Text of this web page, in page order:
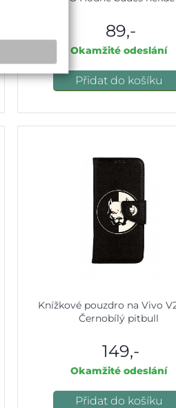
89,-
Okamžité odeslání
Přidat do košíku
Knížkové pouzdro na Vivo
Černobílý pitbull
149,-
Okamžité odeslání
Přidat do košíku